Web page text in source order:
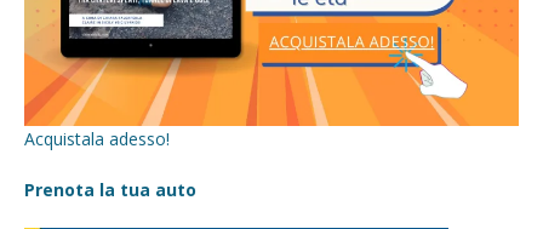
Acquistala adesso!
Prenota la tua auto